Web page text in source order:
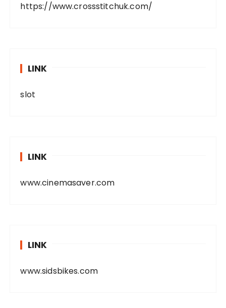
https://www.crossstitchuk.com/
LINK
slot
LINK
www.cinemasaver.com
LINK
www.sidsbikes.com